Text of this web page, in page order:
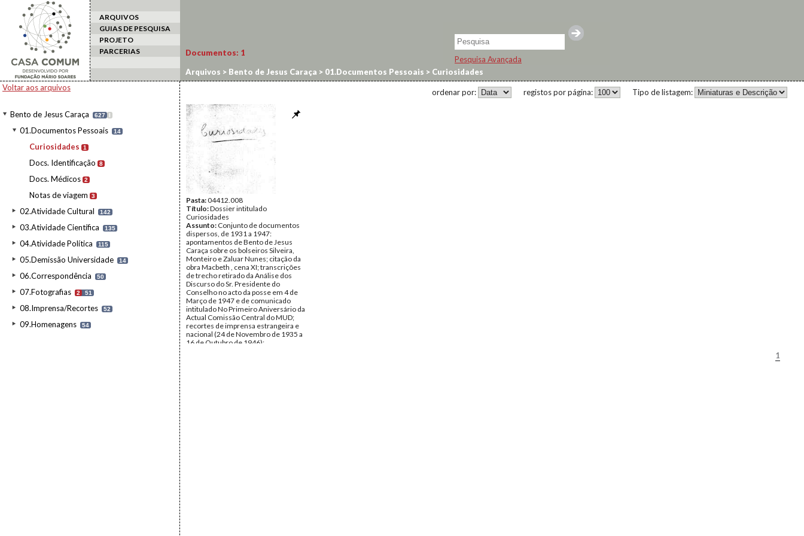
ARQUIVOS
GUIAS DE PESQUISA
PROJETO
PARCERIAS
Pesquisa Avançada
Voltar aos arquivos
Bento de Jesus Caraça 627 I
01.Documentos Pessoais 14
Curiosidades 1
Docs. Identificação 8
Docs. Médicos 2
Notas de viagem 3
02.Atividade Cultural 142
03.Atividade Científica 135
04.Atividade Política 115
05.Demissão Universidade 14
06.Correspondência 50
07.Fotografias 2 51
08.Imprensa/Recortes 52
09.Homenagens 54
Documentos: 1
Arquivos > Bento de Jesus Caraça > 01.Documentos Pessoais > Curiosidades
Tipo de listagem:
registos por página:
ordenar por:
Pasta:04412.008
Título:Dossier intitulado
Curiosidades
Assunto: Conjunto de documentos
dispersos, de 1931 a 1947:
apontamentos de Bento de Jesus
Caraça sobre os bolseiros Silveira,
Monteiro e Zaluar Nunes; citação da
obra Macbeth , cena XI; transcrições
de trecho retirado da Análise dos
Discurso do Sr. Presidente do
Conselho no acto da posse em 4 de
Março de 1947 e de comunicado
intitulado No Primeiro Aniversário da
Actual Comissão Central do MUD;
recortes de imprensa estrangeira e
nacional (24 de Novembro de 1935 a
16 de Outubro de 1946);
1